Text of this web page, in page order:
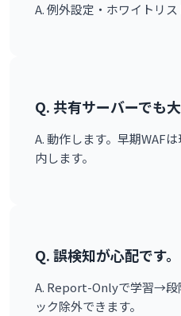
A. 例外設定・ホワイトリ
Q. 共有サーバーでも
A. 動作します。早期WAF
内します。
Q. 誤検知が心配です。
A. Report-Onlyで学習→段
ック除外できます。